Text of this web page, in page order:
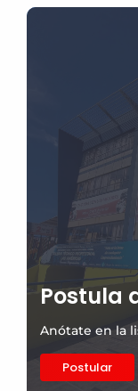
Postula
Anótate en la
Postular